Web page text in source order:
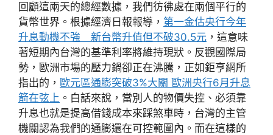
回顧這兩天的總經數據，我們彷彿處在兩個平行的
貨幣世界。根據經濟日報報導， 第一金估央行今年
升息動機不強 新台幣升值但不破30.5元 ，這意味
著短期內台灣的基準利率將維持現狀。反觀國際局
勢，歐洲市場的壓力鍋卻正在沸騰，正如鉅亨網所
指出的， 歐元區通膨突破3%大關 歐洲央行6月升息
箭在弦上 。白話來說，當別人的物價失控、必須靠
升息也就是提高借錢成本來踩煞車時，台灣的主管
機關認為我們的通膨還在可控範圍內。而在這樣的